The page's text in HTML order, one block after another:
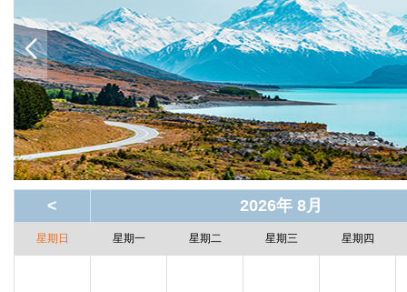
< 2026年 8月
星期日 星期一 星期二 星期三 星期四